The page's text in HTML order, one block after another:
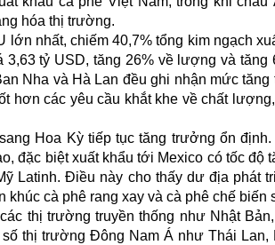
hóa thị trường.
lớn nhất, chiếm 40,7% tổng kim ngạch
3,63 tỷ USD, tăng 26% về lượng và
Nha và Hà Lan đều ghi nhận mức
hơn các yêu cầu khắt khe về chất
Hoa Kỳ tiếp tục tăng trưởng ổn
đặc biệt xuất khẩu tới Mexico có tốc
Latinh. Điều này cho thấy dư địa phát
cà phê rang xay và cà phê chế biến
thị trường truyền thống như Nhật
thị trường Đông Nam Á như Thái Lan,